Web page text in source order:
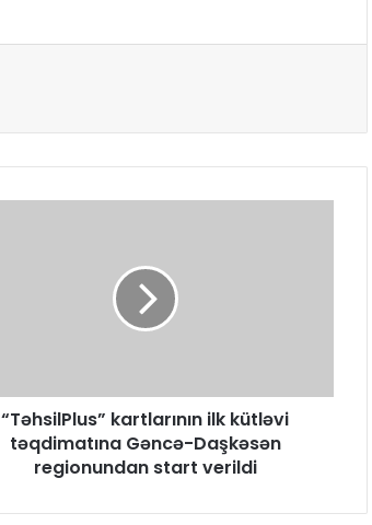
“TəhsilPlus” kartlarının ilk kütləvi
təqdimatına Gəncə-Daşkəsən
regionundan start verildi